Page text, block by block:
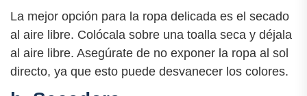
La mejor opción para la ropa delicada es el secado
al aire libre. Colócala sobre una toalla seca y déjala
al aire libre. Asegúrate de no exponer la ropa al sol
directo, ya que esto puede desvanecer los colores.